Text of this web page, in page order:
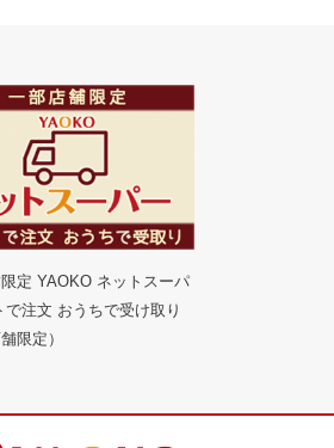
定 YAOKO ネットスーパ
で注文 おうちで受け取り
限定）